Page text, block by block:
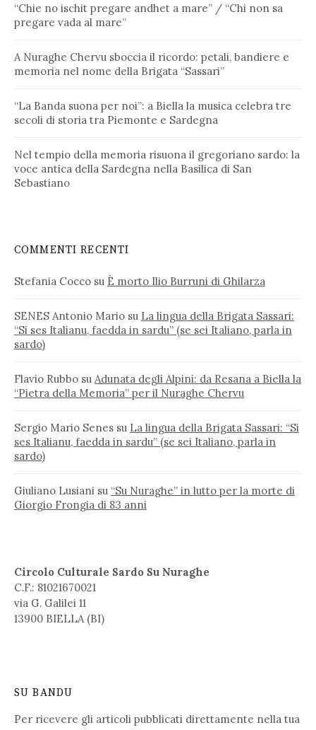
“Chie no ischit pregare andhet a mare” / “Chi non sa
pregare vada al mare”
A Nuraghe Chervu sboccia il ricordo: petali, bandiere e
memoria nel nome della Brigata “Sassari”
“La Banda suona per noi”: a Biella la musica celebra tre
secoli di storia tra Piemonte e Sardegna
Nel tempio della memoria risuona il gregoriano sardo: la
voce antica della Sardegna nella Basilica di San
Sebastiano
COMMENTI RECENTI
Stefania Cocco su È morto Ilio Burruni di Ghilarza
SENES Antonio Mario su La lingua della Brigata Sassari:
“Si ses Italianu, faedda in sardu” (se sei Italiano, parla in
sardo)
Flavio Rubbo su Adunata degli Alpini: da Resana a Biella la
“Pietra della Memoria” per il Nuraghe Chervu
Sergio Mario Senes su La lingua della Brigata Sassari: “Si
ses Italianu, faedda in sardu” (se sei Italiano, parla in
sardo)
Giuliano Lusiani su “Su Nuraghe” in lutto per la morte di
Giorgio Frongia di 83 anni
Circolo Culturale Sardo Su Nuraghe
C.F.: 81021670021
via G. Galilei 11
13900 BIELLA (BI)
SU BANDU
Per ricevere gli articoli pubblicati direttamente nella tua